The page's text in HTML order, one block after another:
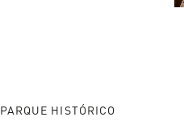
PARQUE HISTÓRICO